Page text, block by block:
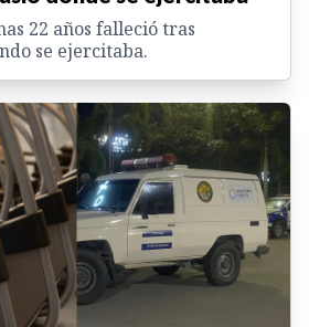
22 años falleció tras
se ejercitaba.